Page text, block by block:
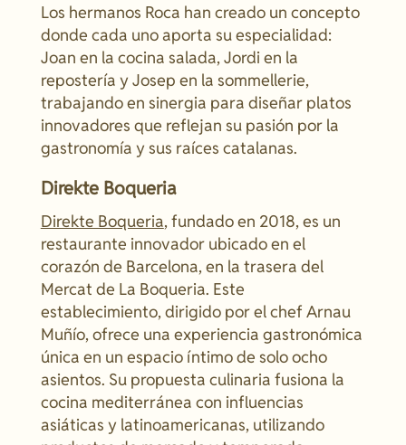
Los hermanos Roca han creado un concepto
donde cada uno aporta su especialidad:
Joan en la cocina salada, Jordi en la
repostería y Josep en la sommellerie,
trabajando en sinergia para diseñar platos
innovadores que reflejan su pasión por la
gastronomía y sus raíces catalanas.
Direkte Boqueria
Direkte Boqueria, fundado en 2018, es un
restaurante innovador ubicado en el
corazón de Barcelona, en la trasera del
Mercat de La Boqueria. Este
establecimiento, dirigido por el chef Arnau
Muñío, ofrece una experiencia gastronómica
única en un espacio íntimo de solo ocho
asientos. Su propuesta culinaria fusiona la
cocina mediterránea con influencias
asiáticas y latinoamericanas, utilizando